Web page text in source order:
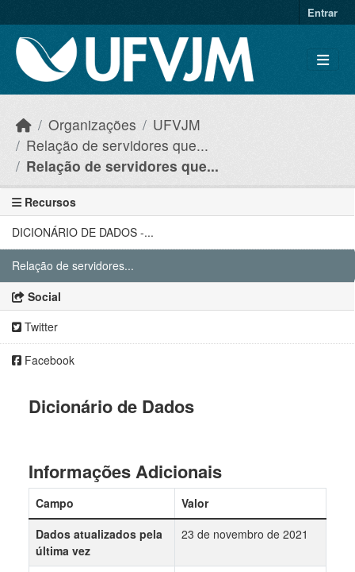
Entrar
Organizações
UFVJM
Relação de servidores que...
Relação de servidores que...
Recursos
DICIONÁRIO DE DADOS -...
Relação de servidores...
Social
Twitter
Facebook
Dicionário de Dados
Informações Adicionais
Campo
Valor
Dados atualizados pela
última vez
23 de novembro de 2021